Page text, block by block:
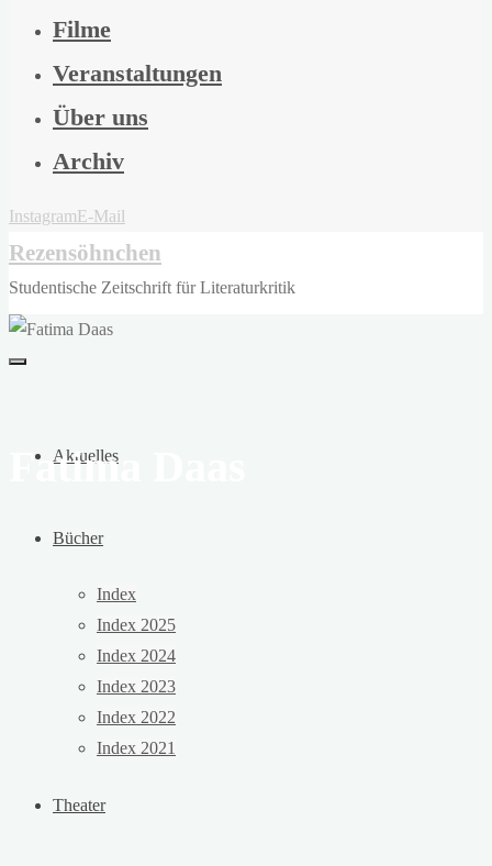
Filme
Veranstaltungen
Über uns
Archiv
InstagramE-Mail
Rezensöhnchen
Studentische Zeitschrift für Literaturkritik
Aktuelles
Bücher
Index
Index 2025
Index 2024
Index 2023
Index 2022
Index 2021
Theater
Fatima Daas